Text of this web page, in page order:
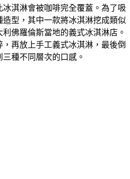
型，其中一款將冰淇淋挖成類似
佛羅倫斯當地的義式冰淇淋店。
再放上手工義式冰淇淋，最後倒
種不同層次的口感。